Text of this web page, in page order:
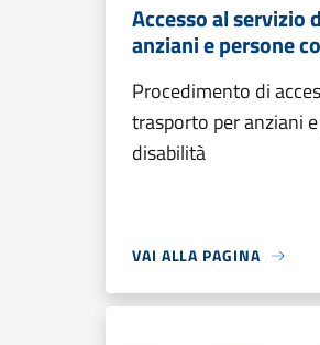
Accesso al servizio
anziani e persone
Procedimento di
trasporto per anziani
disabilità
VAI ALLA PAGINA